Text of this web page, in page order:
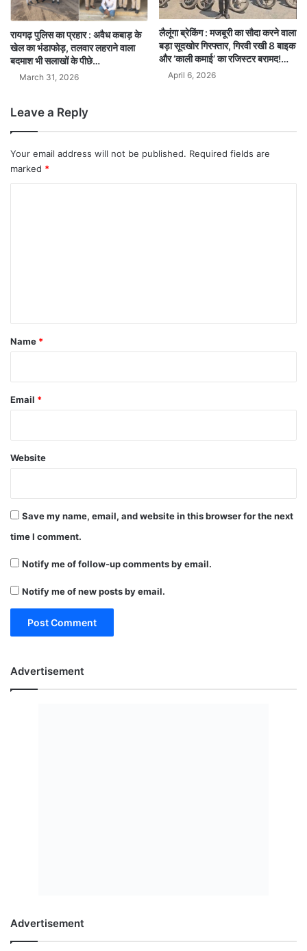
रायगढ़ पुलिस का प्रहार : अवैध कबाड़ के
खेल का भंडाफोड़, तलवार लहराने वाला
बदमाश भी सलाखों के पीछे…
March 31, 2026
लैलूंगा ब्रेकिंग : मजबूरी का सौदा करने वाला
बड़ा सूदखोर गिरफ्तार, गिरवी रखी 8 बाइक
और ‘काली कमाई’ का रजिस्टर बरामद!…
April 6, 2026
Leave a Reply
Your email address will not be published. Required fields are
marked *
*
Name *
Email *
Website
Save my name, email, and website in this browser for the next
time I comment.
Notify me of follow-up comments by email.
Notify me of new posts by email.
Advertisement
Advertisement